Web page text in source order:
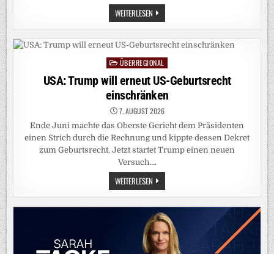
WEITERLESEN HITZEWELLE:
STÄDTE-
UND
GEMEINDEBUND
FORDERT
KRAFTAKT
FÜR
WASSERVERSORGUNG“
Posted
in
ÜBERREGIONAL
USA: Trump will erneut US-Geburtsrecht
einschränken
7. AUGUST 2026
Ende Juni machte das Oberste Gericht dem Präsidenten
einen Strich durch die Rechnung und kippte dessen Dekret
zum Geburtsrecht. Jetzt startet Trump einen neuen
Versuch….
WEITERLESEN USA:
TRUMP
WILL
ERNEUT
US-
GEBURTSRECHT
EINSCHRÄNKEN